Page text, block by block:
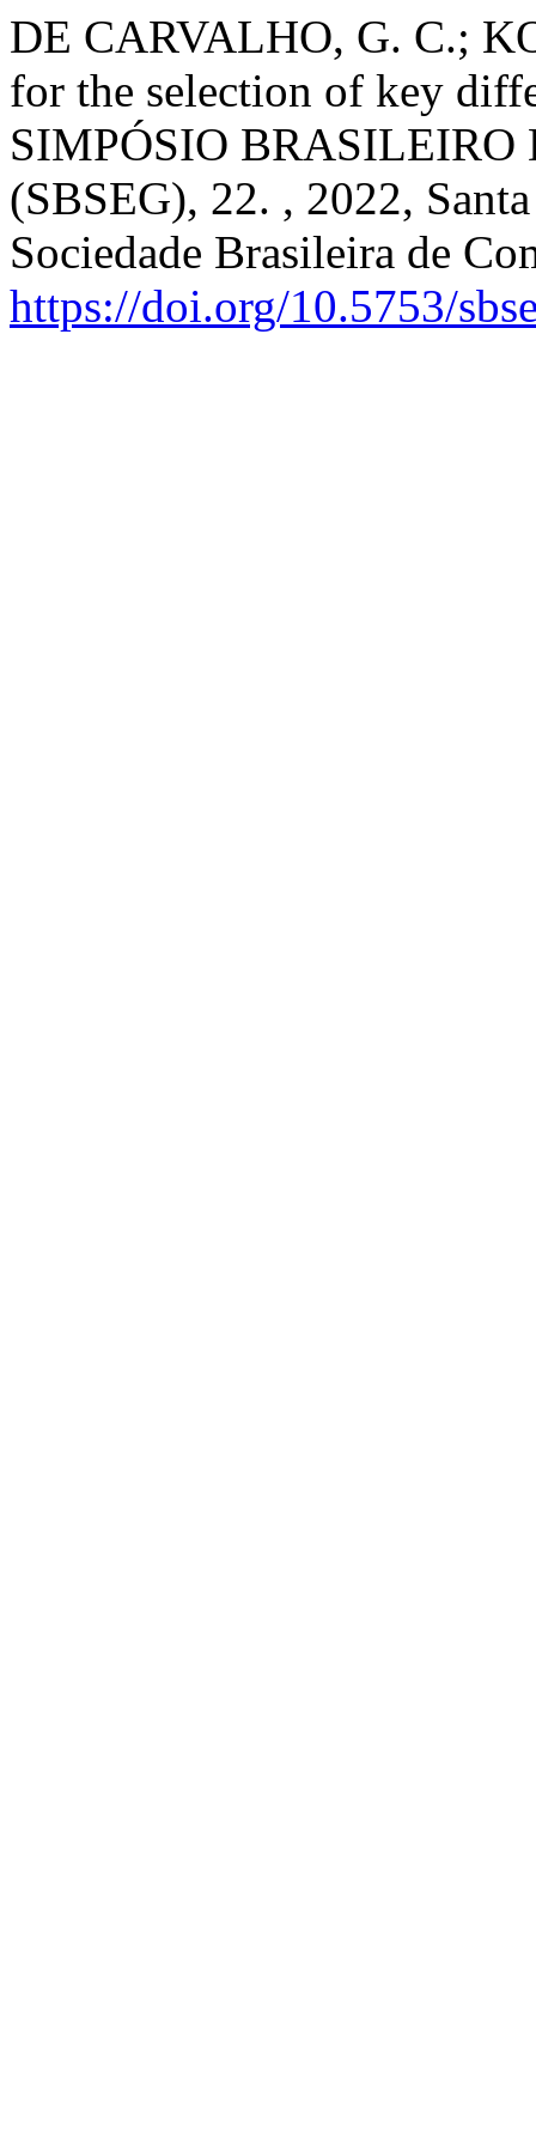
DE CARVALHO, G. C.;
for the selection of key
SIMPÓSIO
(SBSEG), 22. , 2022,
Sociedade Brasileira de
https://doi.org/10.5753/